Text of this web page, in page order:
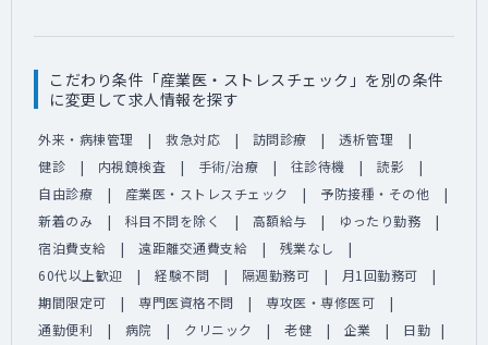
こだわり条件「産業医・ストレスチェック」を別の条件
に変更して求人情報を探す
外来・病棟管理 救急対応 訪問診療
透析管理
健診
内視鏡検査 手術/治療 往診待機
読影
自由診療
産業医・ストレスチェック
予防接種・その他
新着のみ
科目不問を除く 高額給与
ゆったり勤務
宿泊費支給
遠距離交通費支給
残業なし
60代以上歓迎
経験不問 隔週勤務可
月1回勤務可
期間限定可
専門医資格不問
専攻医・専修医可
通勤便利
病院 クリニック 老健 企業
日勤